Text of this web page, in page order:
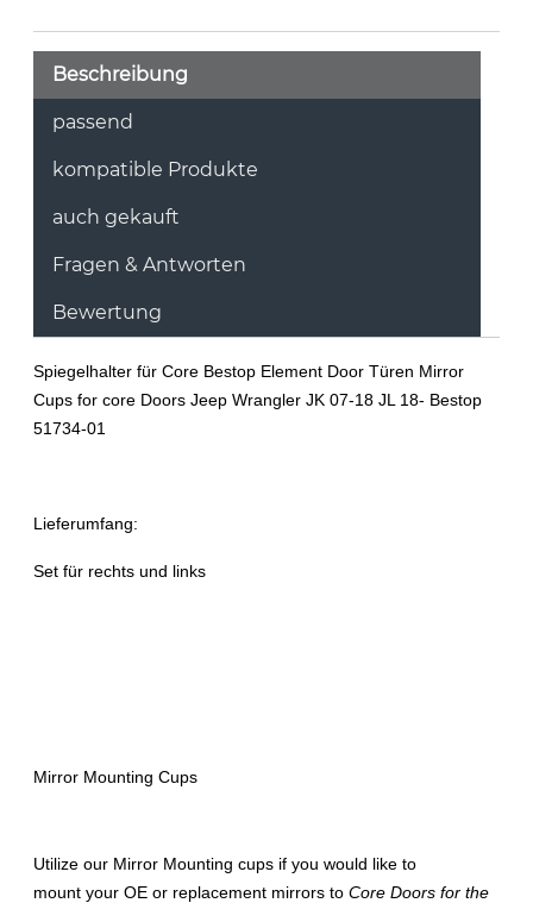
Beschreibung
passend
kompatible Produkte
auch gekauft
Fragen & Antworten
Bewertung
Spiegelhalter für Core Bestop Element Door Türen Mirror
Cups for core Doors Jeep Wrangler JK 07-18 JL 18- Bestop
51734-01
Lieferumfang:
Set für rechts und links
Mirror Mounting Cups
Utilize our Mirror Mounting cups if you would like to
mount your OE or replacement mirrors to Core Doors for the